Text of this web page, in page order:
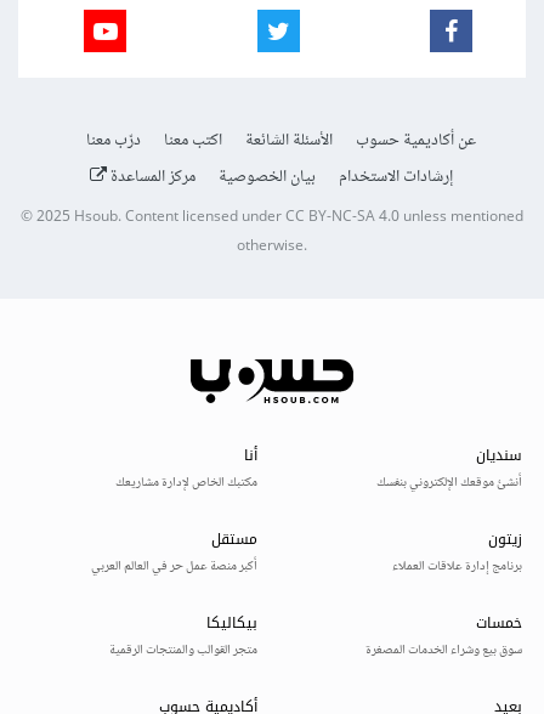
عن أكاديمية حسوب الأسئلة الشائعة اكتب معنا
درّب معنا
إرشادات الاستخدام
بيان الخصوصية مركز المساعدة
© 2025Hsoub.Content licensed underCC BY-NC-SA 4.0unless mentioned
otherwise.